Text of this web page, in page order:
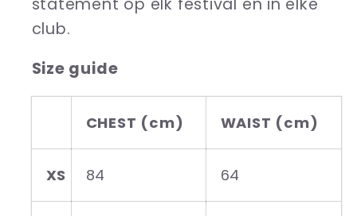
club.
Size guide
CHEST (cm) WAIST (cm)
XS 84 64